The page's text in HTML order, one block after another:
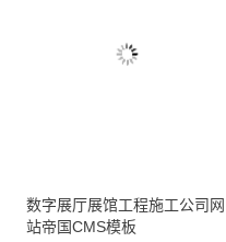
数字展厅展馆工程施工公司网
站帝国CMS模板